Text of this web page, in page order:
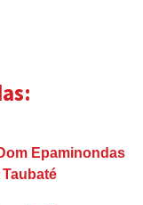
Epaminondas